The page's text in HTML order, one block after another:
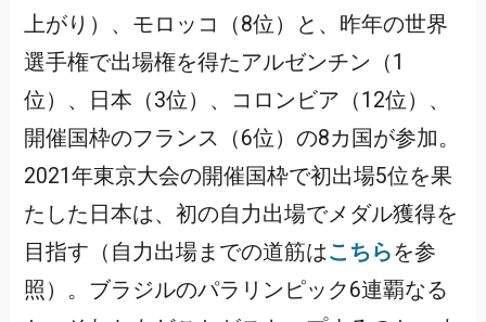
上がり）、モロッコ（8位）と、昨年の世界
選手権で出場権を得たアルゼンチン（1
位）、日本（3位）、コロンビア（12位）、
開催国枠のフランス（6位）の8カ国が参加。
2021年東京大会の開催国枠で初出場5位を果
たした日本は、初の自力出場でメダル獲得を
目指す（自力出場までの道筋はこちらを参
照）。ブラジルのパラリンピック6連覇なる